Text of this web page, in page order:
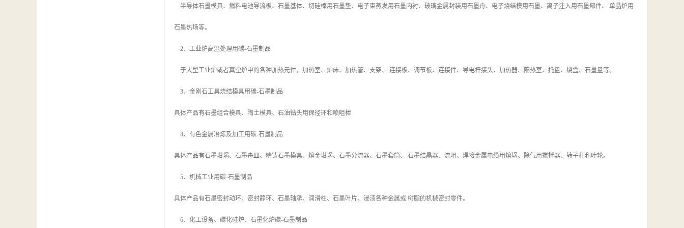
半导体石墨模具、燃料电池导流板、石墨基体、切硅棒用石墨垫、电子束蒸发用石墨内衬、玻璃金属封装用石墨舟、电子烧结模用石墨、离子注入用石墨部件、 单晶炉用
石墨热场等。
2、工业炉高温处理用碳-石墨制品
于大型工业炉或者真空炉中的各种加热元件，加热室、炉床、加热管、支架、 连接板、调节板、连接件、导电杆接头、加热器、隔热室、托盘、烧盒、石墨盘等。
3、金刚石工具烧结模具用碳-石墨制品
具体产品有石墨组合模具、陶土模具、石油钻头用保径环和喷咀棒
4、有色金属冶炼及加工用碳-石墨制品
具体产品有石墨坩埚、石墨舟皿、精铸石墨模具、熔金坩埚、石墨分流器、石墨套筒、 石墨结晶器、流咀、焊接金属电缆用熔埚、除气用搅拌器、转子杆和叶轮。
5、机械工业用碳-石墨制品
具体产品有石墨密封动环、密封静环、石墨轴承、润滑柱、石墨叶片、浸渍各种金属或 树脂的机械密封零件。
6、化工设备、碳化硅炉、石墨化炉碳-石墨制品